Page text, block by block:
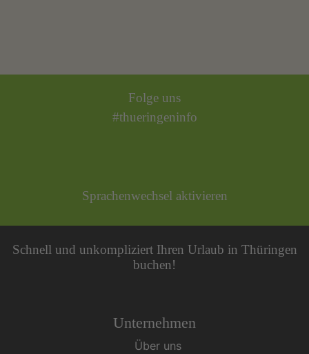
Folge uns
#thueringeninfo
Sprachenwechsel aktivieren
Schnell und unkompliziert Ihren Urlaub in Thüringen
buchen!
Unternehmen
Über uns